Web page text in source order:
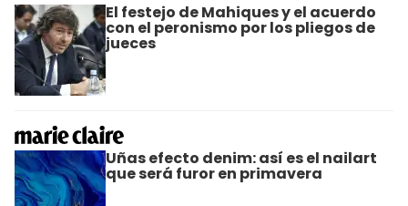
El festejo de Mahiques y el acuerdo
con el peronismo por los pliegos de
jueces
Uñas efecto denim: así es el nailart
que será furor en primavera